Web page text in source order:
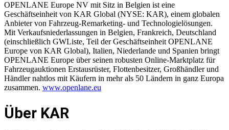
OPENLANE Europe NV mit Sitz in Belgien ist eine
Geschäftseinheit von KAR Global (NYSE: KAR), einem globalen
Anbieter von Fahrzeug-Remarketing- und Technologielösungen.
Mit Verkaufsniederlassungen in Belgien, Frankreich, Deutschland
(einschließlich GWListe, Teil der Geschäftseinheit OPENLANE
Europe von KAR Global), Italien, Niederlande und Spanien bringt
OPENLANE Europe über seinen robusten Online-Marktplatz für
Fahrzeugauktionen Erstausrüster, Flottenbesitzer, Großhändler und
Händler nahtlos mit Käufern in mehr als 50 Ländern in ganz Europa
zusammen. www.openlane.eu
Über KAR